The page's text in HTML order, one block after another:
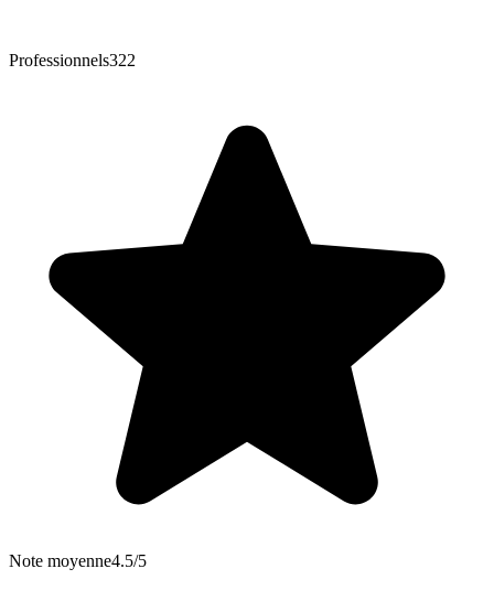
Professionnels322
Note moyenne4.5/5